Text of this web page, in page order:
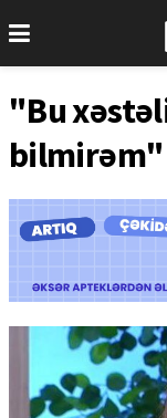
"Bu
bilmirəm"